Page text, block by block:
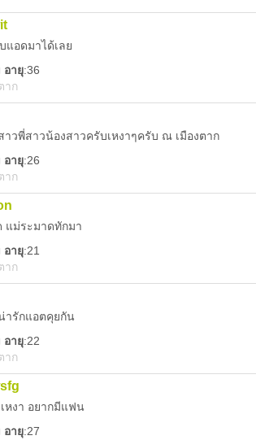
แอดมาได้เลย
อายุ:36
าก
าวพี่สาวน้องสาวครับเหงาๆครับ ณ เมืองตาก
อายุ:26
าก
แม่ระมาดทักมา
อายุ:21
าก
ารักแอตคุยกัน
อายุ:22
าก
หงา อยากมีแฟน
อายุ:27